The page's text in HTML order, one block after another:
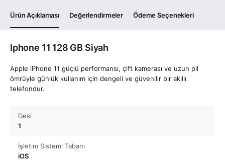
Ürün Açıklaması Değerlendirmeler Ödeme Seçenekleri
Iphone 11 128 GB Siyah
Apple iPhone 11 güçlü performansı, çift kamerası ve uzun pil
ömrüyle günlük kullanım için dengeli ve güvenilir bir akıllı
telefondur.
Desi
1
İşletim Sistemi Tabanı
iOS